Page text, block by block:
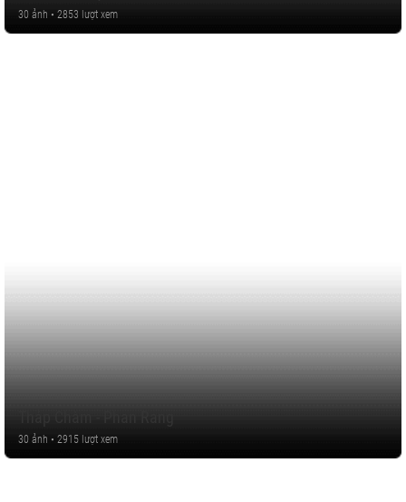
30 ảnh • 2853 lượt xem
30 ảnh • 2915 lượt xem